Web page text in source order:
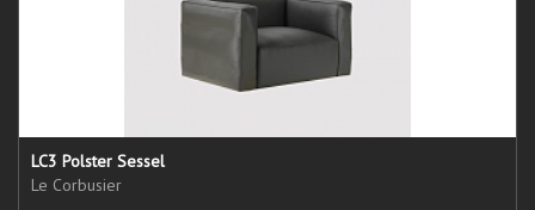
LC3 Polster Sessel
Le Corbusier